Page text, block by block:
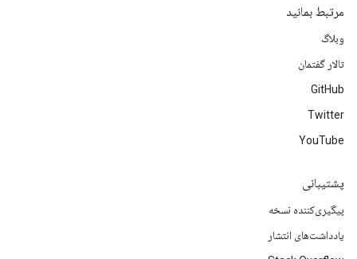
مرتبط بمانید
وبلاگ
تالار گفتمان
GitHub
Twitter
YouTube
پشتیبانی
پیگیری‌کننده نسخه
یادداشت‌های انتشار